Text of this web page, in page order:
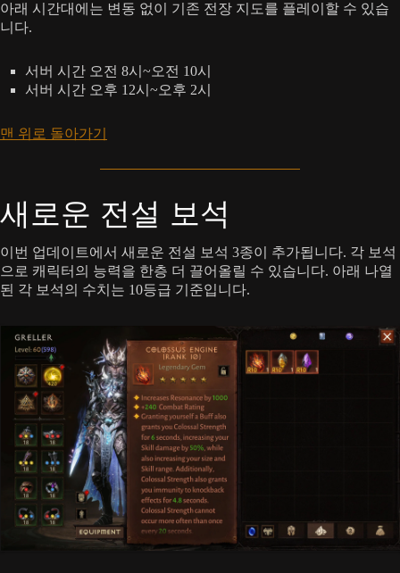
아래 시간대에는 변동 없이 기존 전장 지도를 플레이할 수 있습
니다.
서버 시간 오전 8시~오전 10시
서버 시간 오후 12시~오후 2시
맨 위로 돌아가기
새로운 전설 보석
이번 업데이트에서 새로운 전설 보석 3종이 추가됩니다. 각 보석
으로 캐릭터의 능력을 한층 더 끌어올릴 수 있습니다. 아래 나열
된 각 보석의 수치는 10등급 기준입니다.